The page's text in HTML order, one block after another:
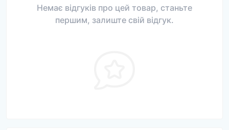
Немає відгуків про цей товар, станьте
першим, залиште свій відгук.